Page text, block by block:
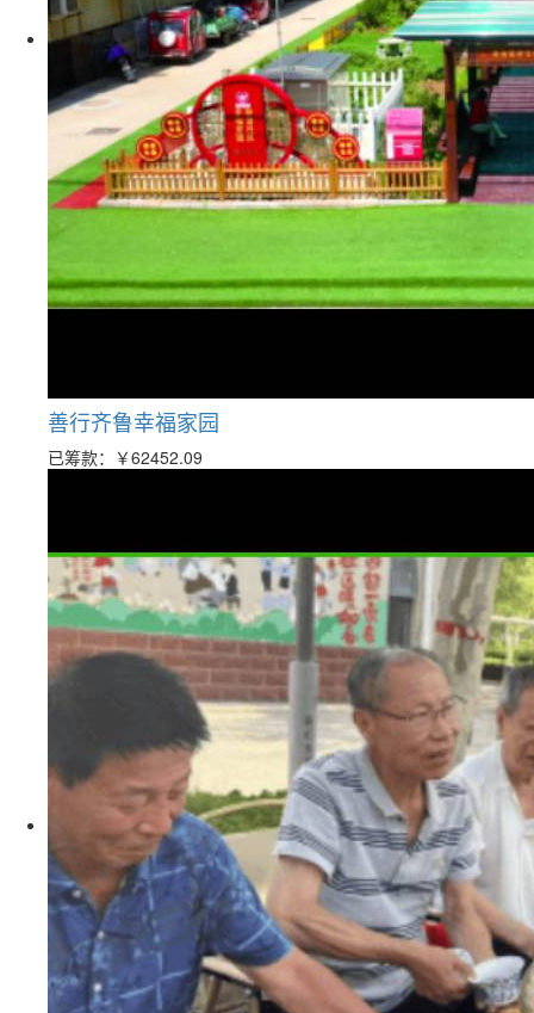
善行齐鲁幸福家园
已筹款： ￥62452.09